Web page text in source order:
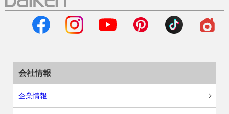
会社情報
企業情報